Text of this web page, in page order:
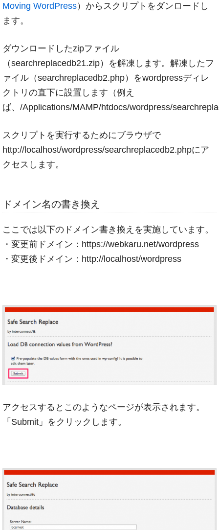
Moving WordPress）からスクリプトをダンロードし
ます。
ダウンロードしたzipファイル
（searchreplacedb21.zip）を解凍します。解凍したフ
ァイル（searchreplacedb2.php）をwordpressディレ
クトリの直下に設置します（例え
ば、/Applications/MAMP/htdocs/wordpress/
スクリプトを実行するためにブラウザで
http://localhost/wordpress/searchreplacedb2.phpにア
クセスします。
ドメイン名の書き換え
ここでは以下のドメイン書き換えを実施しています。
・変更前ドメイン：https://webkaru.net/wordpress
・変更後ドメイン：http://localhost/wordpress
アクセスするとこのようなページが表示されます。
「Submit」をクリックします。